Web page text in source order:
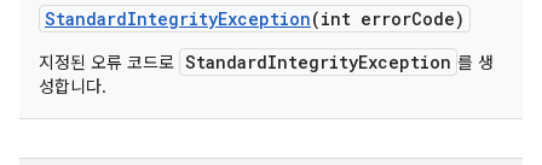
StandardIntegrityException(int errorCode)
지정된 오류 코드로 StandardIntegrityException 를 생
성합니다.